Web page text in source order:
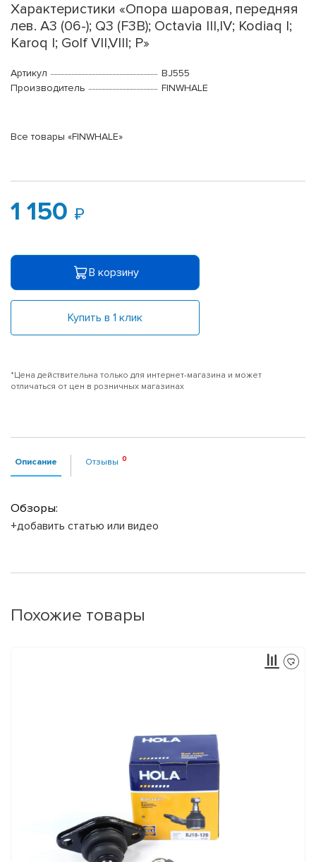
Характеристики «Опора шаровая, передняя
лев. A3 (06-); Q3 (F3B); Octavia III,IV; Kodiaq I;
Karoq I; Golf VII,VIII; P»
Артикул
BJ555
Производитель
FINWHALE
Все товары «FINWHALE»
1 150
В корзину
Купить в 1 клик
*Цена действительна только для интернет-магазина и может
отличаться от цен в розничных магазинах
Описание Отзывы
Обзоры:
+добавить статью или видео
Похожие товары